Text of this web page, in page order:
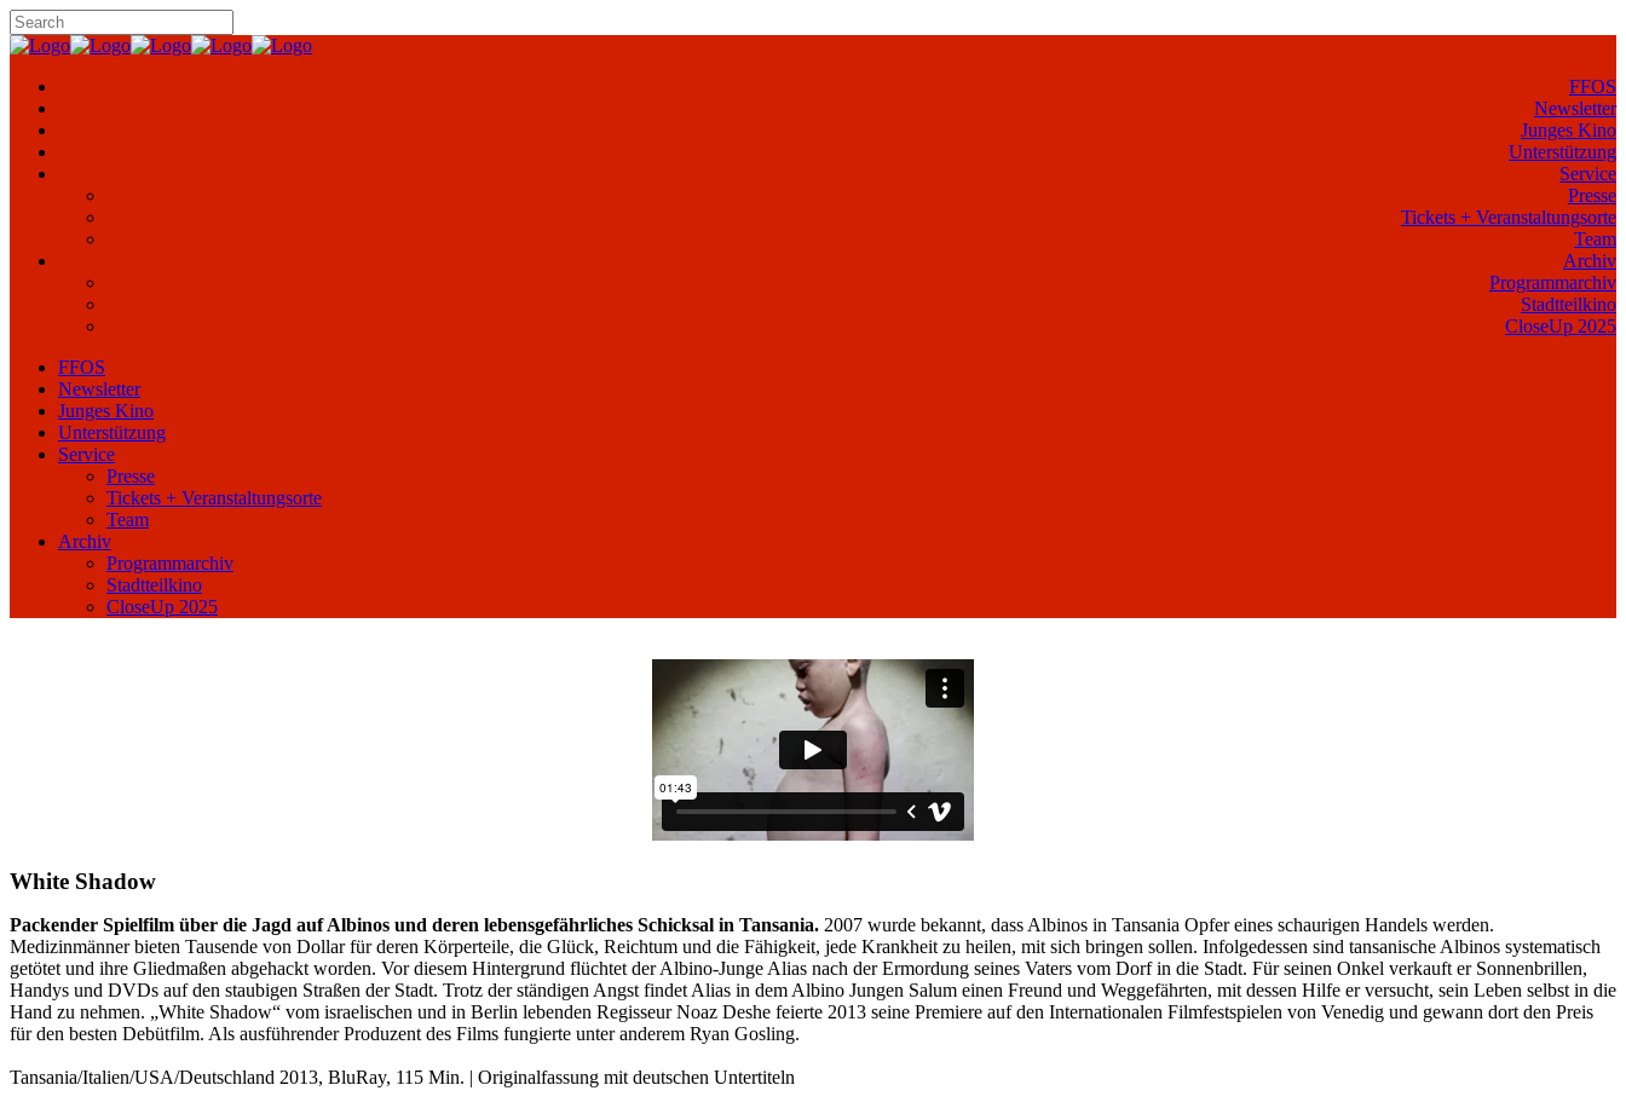
FFOS
Newsletter
Junges Kino
Unterstützung
Service
Presse
Tickets + Veranstaltungsorte
Team
Archiv
Programmarchiv
Stadtteilkino
CloseUp 2025
FFOS
Newsletter
Junges Kino
Unterstützung
Service
Presse
Tickets + Veranstaltungsorte
Team
Archiv
Programmarchiv
Stadtteilkino
CloseUp 2025
White Shadow
Packender Spielfilm über die Jagd auf Albinos und deren lebensgefährliches Schicksal in Tansania. 2007 wurde bekannt, dass Albinos in Tansania Opfer eines schaurigen Handels werden.
Medizinmänner bieten Tausende von Dollar für deren Körperteile, die Glück, Reichtum und die Fähigkeit, jede Krankheit zu heilen, mit sich bringen sollen. Infolgedessen sind tansanische Albinos systematisch
getötet und ihre Gliedmaßen abgehackt worden. Vor diesem Hintergrund flüchtet der Albino-Junge Alias nach der Ermordung seines Vaters vom Dorf in die Stadt. Für seinen Onkel verkauft er Sonnenbrillen,
Handys und DVDs auf den staubigen Straßen der Stadt. Trotz der ständigen Angst findet Alias in dem Albino Jungen Salum einen Freund und Weggefährten, mit dessen Hilfe er versucht, sein Leben selbst in die
Hand zu nehmen. „White Shadow“ vom israelischen und in Berlin lebenden Regisseur Noaz Deshe feierte 2013 seine Premiere auf den Internationalen Filmfestspielen von Venedig und gewann dort den Preis
für den besten Debütfilm. Als ausführender Produzent des Films fungierte unter anderem Ryan Gosling.
Tansania/Italien/USA/Deutschland 2013, BluRay, 115 Min. | Originalfassung mit deutschen Untertiteln